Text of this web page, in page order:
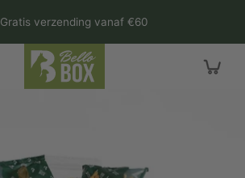
Gratis verzending vanaf €60